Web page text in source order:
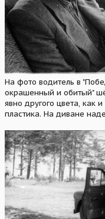
На фото водитель в
окрашенный и обитый"
явно другого цвета, как
пластика. На диване